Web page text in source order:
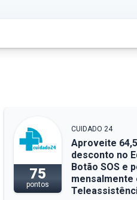
75
pontos
CUIDADO 24
Aproveite
desconto no
Botão SOS e
mensalmente